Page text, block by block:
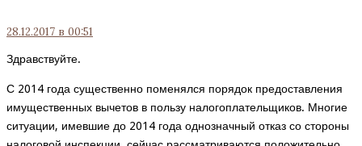
28.12.2017 в 00:51
Здравствуйте.
С 2014 года существенно поменялся порядок предоставления
имущественных вычетов в пользу налогоплательщиков. Многие
ситуации, имевшие до 2014 года однозначный отказ со стороны